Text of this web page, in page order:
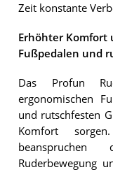
Zeit konstante
Erhöhter Komfort
Fußpedalen und
Das Profun
ergonomischen
und rutschfesten
Komfort
Ruderbewegung